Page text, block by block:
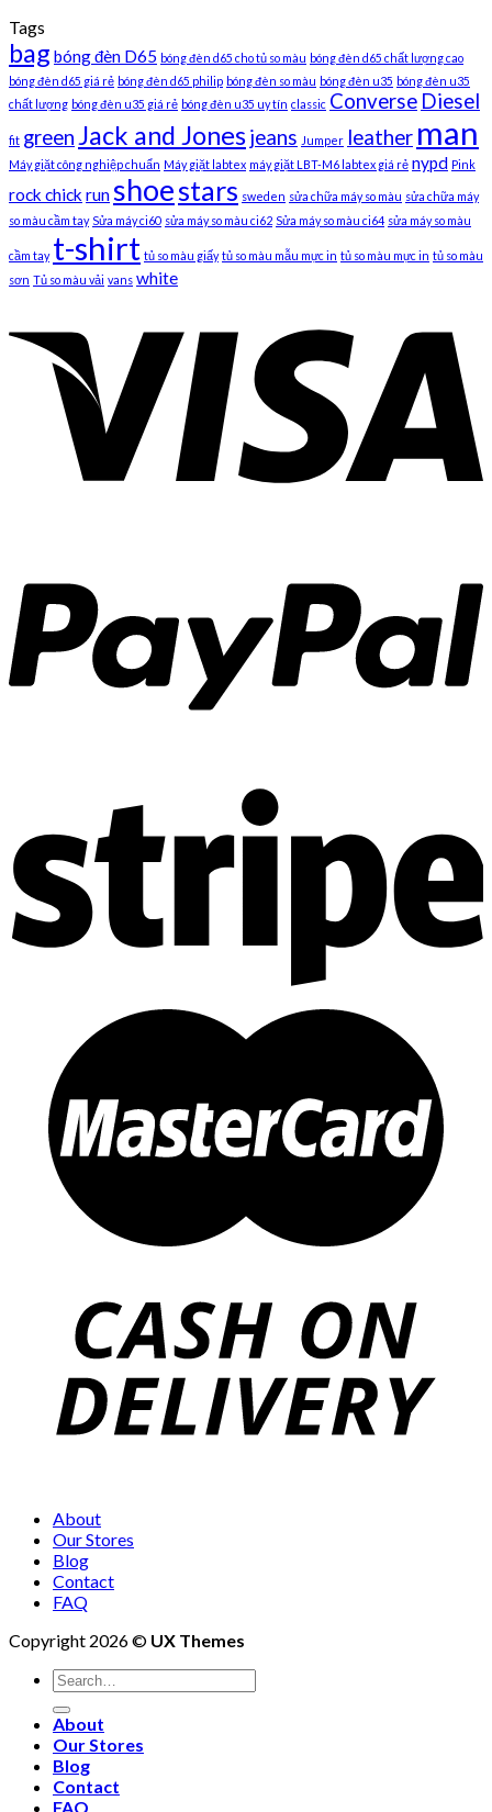
Tags
bag bóng đèn D65 bóng đèn d65 cho tủ so màu bóng đèn d65 chất lượng cao
bóng đèn d65 giá rẻ bóng đèn d65 philip bóng đèn so màu bóng đèn u35 bóng đèn u35
chất lượng bóng đèn u35 giá rẻ bóng đèn u35 uy tín classic Converse Diesel
fit greenJack and Jonesjeans Jumper leather man
Máy giặt công nghiệp chuẩn Máy giặt labtex máy giặt LBT-M6 labtex giá rẻ nypd Pink
rock chick runshoestars sweden sửa chữa máy so màu sửa chữa máy
so màu cầm tay Sửa máy ci60 sửa máy so màu ci62 Sửa máy so màu ci64 sửa máy so màu
cầm tay t-shirt tủ so màu giấy tủ so màu mẫu mực in tủ so màu mực in tủ so màu
sơn Tủ so màu vải vans white
About
Our Stores
Blog
Contact
FAQ
Copyright 2026 © UX Themes
About
Our Stores
Blog
Contact
FAQ